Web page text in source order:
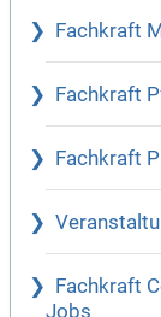
Fachkraft
Fachkraft
Fachkraft
Fachkraft
Jobs